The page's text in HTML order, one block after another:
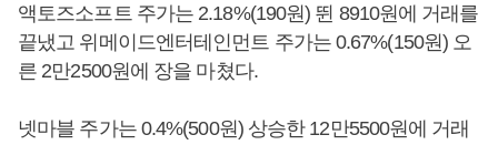
액토즈소프트 주가는 2.18%(190원) 뛴 8910원에 거래를
끝냈고 위메이드엔터테인먼트 주가는 0.67%(150원) 오
른 2만2500원에 장을 마쳤다.
넷마블 주가는 0.4%(500원) 상승한 12만5500원에 거래